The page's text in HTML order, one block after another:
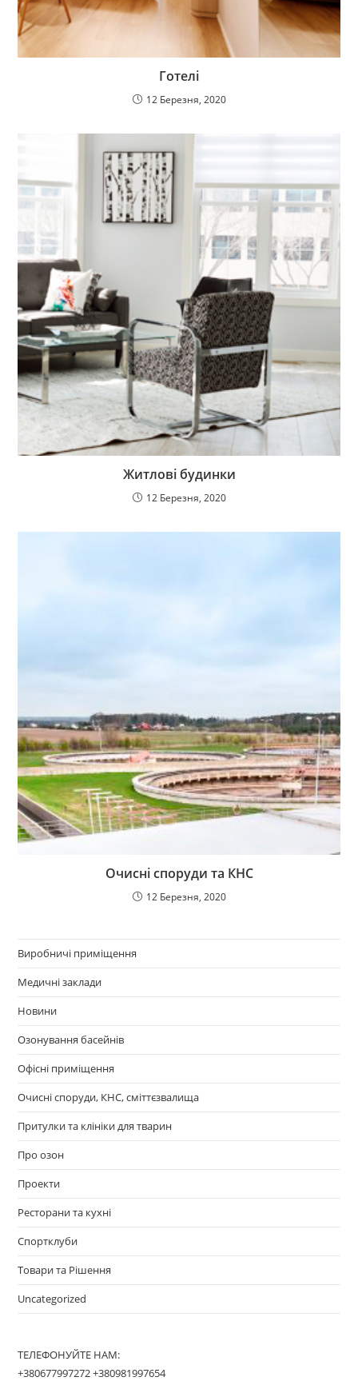
Готелі
12 Березня, 2020
Житлові будинки
12 Березня, 2020
Очисні споруди та КНС
12 Березня, 2020
Виробничі приміщення
Медичні заклади
Новини
Озонування басейнів
Офісні приміщення
Очисні споруди, КНС, сміттєзвалища
Притулки та клініки для тварин
Про озон
Проекти
Ресторани та кухні
Спортклуби
Товари та Рішення
Uncategorized
ТЕЛЕФОНУЙТЕ НАМ:
+380677997272 +380981997654